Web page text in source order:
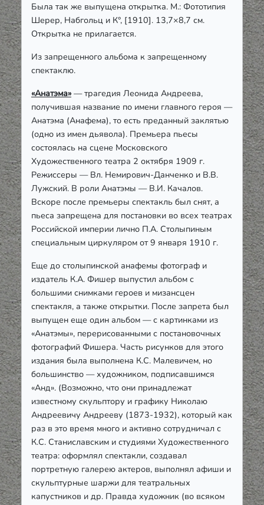
Была так же выпущена открытка. М.: Фототипия
Шерер, Набгольц и К°, [1910]. 13,7×8,7 см.
Открытка не прилагается.
Из запрещенного альбома к запрещенному
спектаклю.
«Анатэма» — трагедия Леонида Андреева,
получившая название по имени главного героя —
Анатэма (Анафема), то есть преданный заклятью
(одно из имен дьявола). Премьера пьесы
состоялась на сцене Московского
Художественного театра 2 октября 1909 г.
Режиссеры — Вл. Немирович-Данченко и В.В.
Лужский. В роли Анатэмы — В.И. Качалов.
Вскоре после премьеры спектакль был снят, а
пьеса запрещена для постановки во всех театрах
Российской империи лично П.А. Столыпиным
специальным циркуляром от 9 января 1910 г.
Еще до столыпинской анафемы фотограф и
издатель К.А. Фишер выпустил альбом с
большими снимками героев и мизансцен
спектакля, а также открытки. После запрета был
выпущен еще один альбом — с картинками из
«Анатэмы», перерисованными с постановочных
фотографий Фишера. Часть рисунков для этого
издания была выполнена К.С. Малевичем, но
большинство — художником, подписавшимся
«Анд». (Возможно, что они принадлежат
известному скульптору и графику Николаю
Андреевичу Андрееву (1873-1932), который как
раз в это время много и активно сотрудничал с
К.С. Станиславским и студиями Художественного
театра: оформлял спектакли, создавал
портретную галерею актеров, выполнял афиши и
скульптурные шаржи для театральных
капустников и др. Правда художник (во всяком